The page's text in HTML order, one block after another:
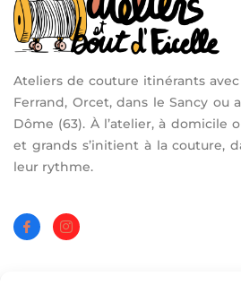
Ateliers de couture itinérants
Ferrand, Orcet, dans le Sancy ou
Dôme (63). À l’atelier, à domicile
et grands s’initient à la couture,
leur rythme.